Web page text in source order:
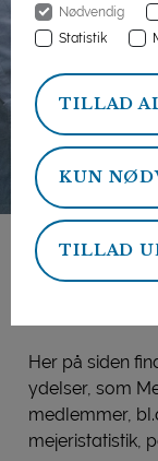
Nødvendig
Statistik
TILLAD
KUN
TILLAD
Her på siden
ydelser, som
medlemmer,
mejeristatistik,